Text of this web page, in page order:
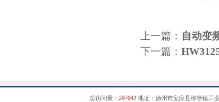
上一篇： 自动变
下一篇：
总访问量： 297042地址：扬州市宝应县柳堡镇工